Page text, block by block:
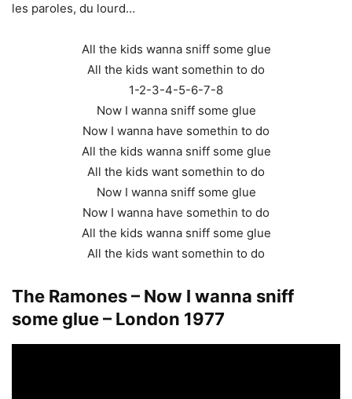
les paroles, du lourd…
All the kids wanna sniff some glue
All the kids want somethin to do
1-2-3-4-5-6-7-8
Now I wanna sniff some glue
Now I wanna have somethin to do
All the kids wanna sniff some glue
All the kids want somethin to do
Now I wanna sniff some glue
Now I wanna have somethin to do
All the kids wanna sniff some glue
All the kids want somethin to do
The Ramones – Now I wanna sniff
some glue – London 1977